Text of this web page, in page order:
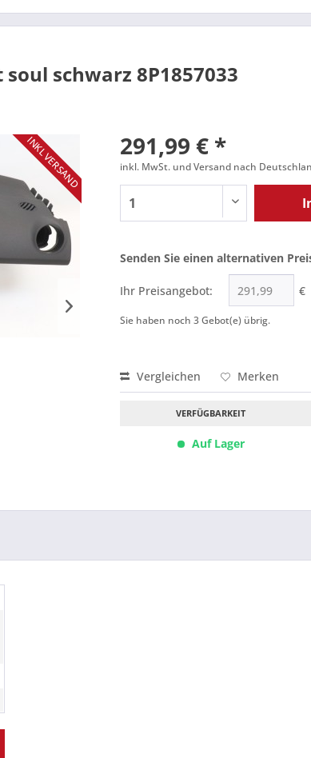
schwarz 8P1857033
INKL VERSAND 291,99 € *
inkl. MwSt. und Versand nach
Senden Sie einen alternativen
Ihr Preisangebot: €
Sie haben noch 3Gebot(e) übrig.
Vergleichen Merken
VERFÜGBARKEIT
Auf Lager